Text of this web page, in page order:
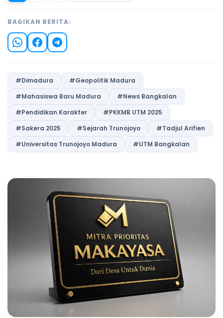
BAGIKAN BERITA:
#Dimadura
#Geopolitik Madura
#Mahasiswa Baru Madura
#News Bangkalan
#Pendidikan Karakter
#PKKMB UTM 2025
#Sakera 2025
#Sejarah Trunojoyo
#Tadjul Arifien
#Universitas Trunojoyo Madura
#UTM Bangkalan